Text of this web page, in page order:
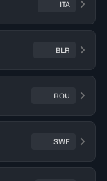
ITA
BLR
ROU
SWE